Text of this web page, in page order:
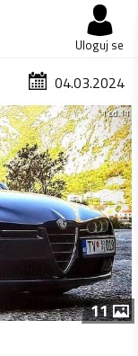
Uloguj se
04.03.2024
1 od 11
11